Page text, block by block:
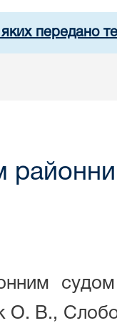
яких передано
В.,